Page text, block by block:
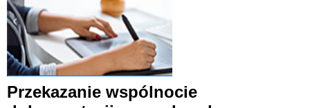
ZMIANY W PRAWIE
WZORY DOKUMENTÓW
Przekazanie wspólnocie